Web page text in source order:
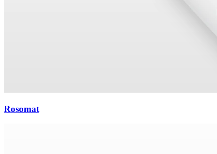
Rosomat